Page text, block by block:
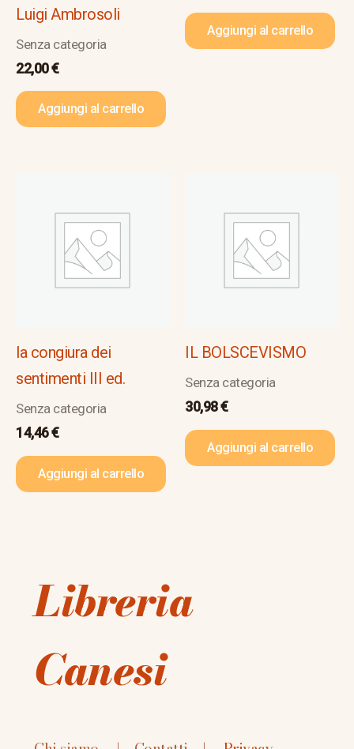
Luigi Ambrosoli
Senza categoria
22,00€
Aggiungi al carrello
Aggiungi al carrello
la congiura dei
sentimenti III ed.
Senza categoria
14,46€
Aggiungi al carrello
IL BOLSCEVISMO
Senza categoria
30,98€
Aggiungi al carrello
Libreria
Canesi